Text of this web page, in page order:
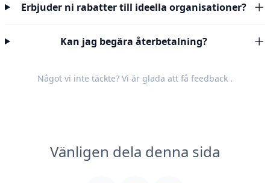
Erbjuder ni rabatter till ideella organisationer?
Kan jag begära återbetalning?
Något vi inte täckte? Vi är glada att få feedback .
Vänligen dela denna sida